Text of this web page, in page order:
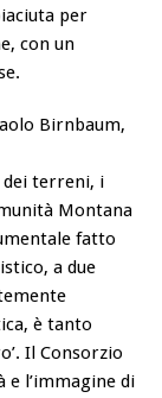
per
con un
Birnbaum,
terreni, i
Montana
fatto
a due
è tanto
Il Consorzio
e l’immagine di